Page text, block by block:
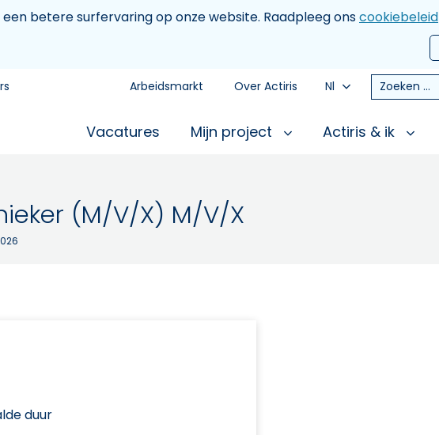
betere surfervaring op onze website. Raadpleeg onscookiebeleid
Arbeidsmarkt Over Actiris Nl Zoeken
Vacatures Mijn project Actiris & ik
(M/V/X) M/V/X
duur